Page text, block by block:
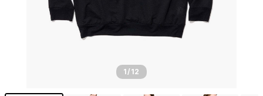
1/12